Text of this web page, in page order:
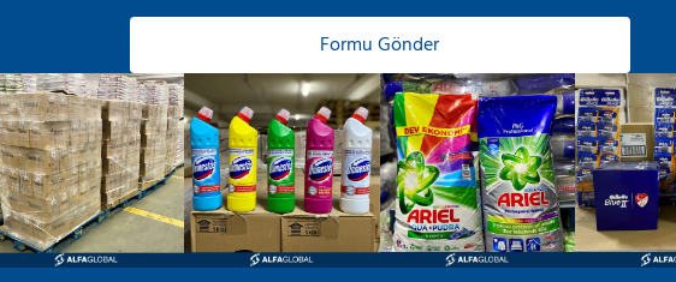
Formu Gönder